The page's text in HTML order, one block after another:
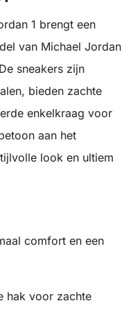
1 brengt een
van Michael Jordan
sneakers zijn
bieden zachte
enkelkraag voor
aan het
look en ultiem
comfort en een
hak voor zachte